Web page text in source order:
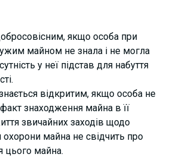
якщо особа при
майном не знала і не могла
у неї підстав для набуття
відкритим, якщо особа не
знаходження майна в її
звичайних заходів щодо
охорони майна не свідчить про
цього майна.